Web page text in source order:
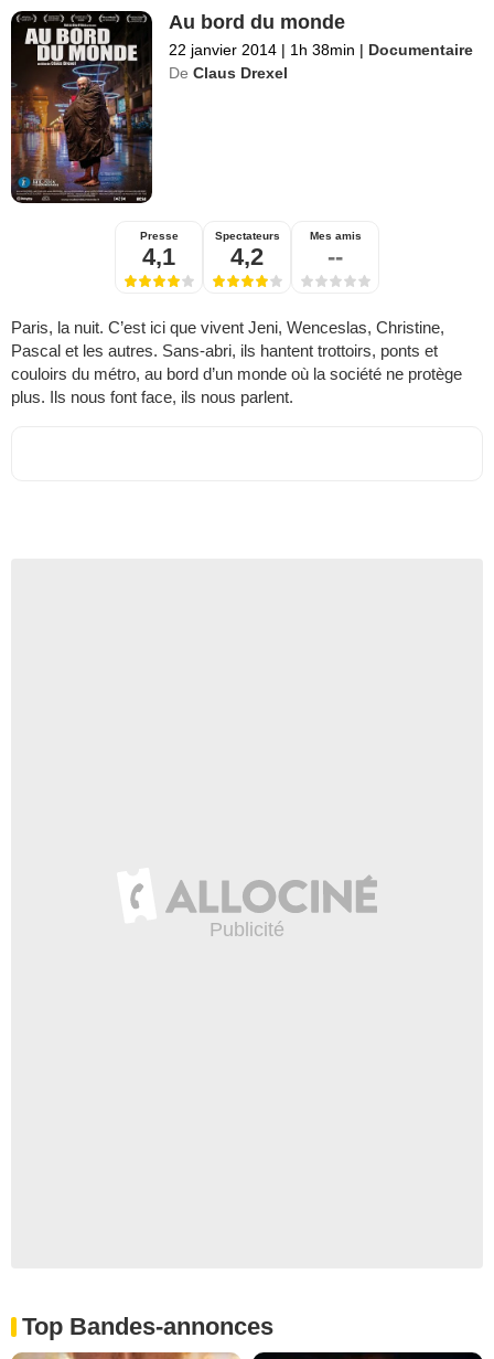
Au bord du monde
22 janvier 2014 | 1h 38min | Documentaire
De Claus Drexel
Presse
4,1
Spectateurs
4,2
Mes amis
--
Paris, la nuit. C’est ici que vivent Jeni, Wenceslas, Christine,
Pascal et les autres. Sans-abri, ils hantent trottoirs, ponts et
couloirs du métro, au bord d’un monde où la société ne protège
plus. Ils nous font face, ils nous parlent.
Top Bandes-annonces